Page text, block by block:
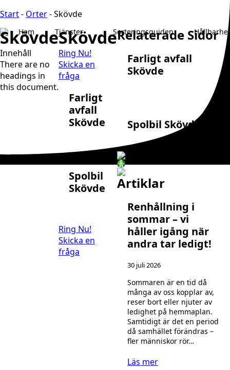
Hem Tjänster Sorteringsguiden Hållbarhet
Start- Orter-Skövde
Skövde
Innehåll
There are no
headings in
this document.
Skövde
Ring Nu!
Skicka en
fråga
Farligt
avfall
Skövde
Spolbil
Skövde
Ring Nu!
Skicka en
fråga
Relaterade Sidor
Farligt avfall
Skövde
Spolbil Skövde
Artiklar
Renhållning i
sommar – vi
håller igång när
andra tar ledigt!
30 juli 2026
Sommaren är en tid då
många av oss kopplar av,
reser bort eller njuter av
ledighet på hemmaplan.
Samtidigt är det en period
då samhället förändras –
fler människor rör…
Läs mer